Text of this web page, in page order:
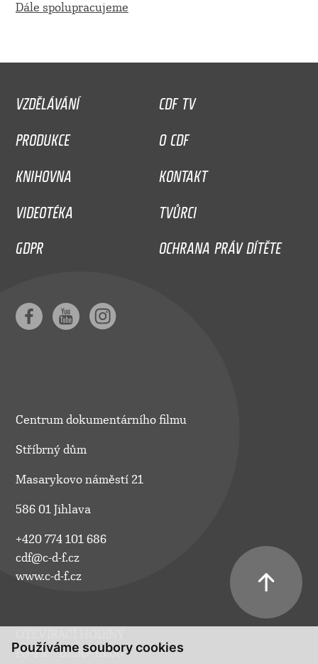
Používáme soubory cookies
Dále spolupracujeme
VZDĚLÁVÁNÍ
CDF TV
PRODUKCE
O CDF
KNIHOVNA
KONTAKT
VIDEOTÉKA
TVŮRCI
GDPR
OCHRANA PRÁV DÍTĚTE
Centrum dokumentárního filmu
Stříbrný dům
Masarykovo náměstí 21
586 01 Jihlava
+420 774 101 686
cdf@c-d-f.cz
www.c-d-f.cz
Po–Pá:
10.00–18.00